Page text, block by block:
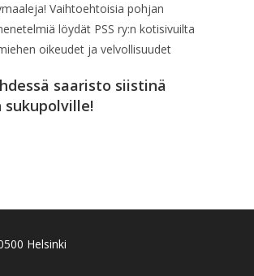
Vaihtoehtoisia pohjan
löydät PSS ry:n kotisivuilta
oikeudet ja velvollisuudet
saaristo siistinä
Helsinki